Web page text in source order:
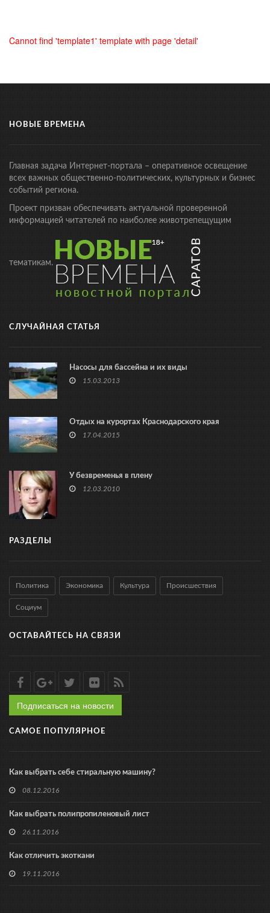
Cannot find 'template1' template with page 'detail'
НОВЫЕ ВРЕМЕНА
Главная задача Интернет-портала – оперативное освещение
всех важных общественно-политических, культурных и бизнес
событий региона.
Проект призван обеспечивать актуальной проверенной
информацией читателей по наиболее животрепещущим
тематикам.
СЛУЧАЙНАЯ СТАТЬЯ
Насосы для бассейна и их виды
15.03.2013
Отдых на курортах Краснодарского края
17.04.2015
У безвременья в плену
12.03.2010
РАЗДЕЛЫ
Политика Экономика Культура Происшествия
Социум
ОСТАВАЙТЕСЬ НА СВЯЗИ
Подписаться на новости
САМОЕ ПОПУЛЯРНОЕ
Как выбрать себе стиральную машину?
08.12.2016
Как выбрать полипропиленовый лист
26.11.2016
Как отличить экоткани
19.11.2016